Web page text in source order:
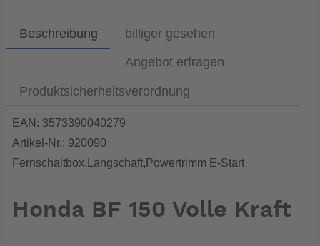
Beschreibung billiger gesehen
Angebot erfragen
Produktsicherheitsverordnung
EAN: 3573390040279
Artikel-Nr.: 920090
Fernschaltbox,Langschaft,Powertrimm E-Start
Honda BF 150 Volle Kraft